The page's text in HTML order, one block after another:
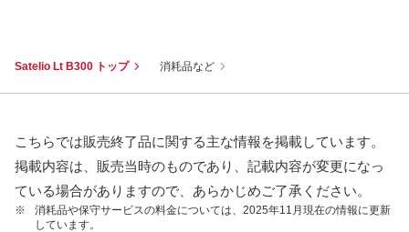
Satelio Lt B300 トップ 消耗品など
こちらでは販売終了品に関する主な情報を掲載しています。
掲載内容は、販売当時のものであり、記載内容が変更になっ
ている場合がありますので、あらかじめご了承ください。
※
消耗品や保守サービスの料金については、2025年11月現在の情報に更新
しています。